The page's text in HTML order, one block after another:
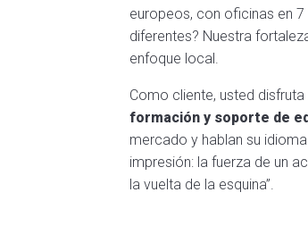
europeos, con oficinas en
diferentes? Nuestra
enfoque local.
Como cliente, usted disfruta
formación y soporte de
mercado y hablan su
impresión: la fuerza de un
la vuelta de la esquina”.